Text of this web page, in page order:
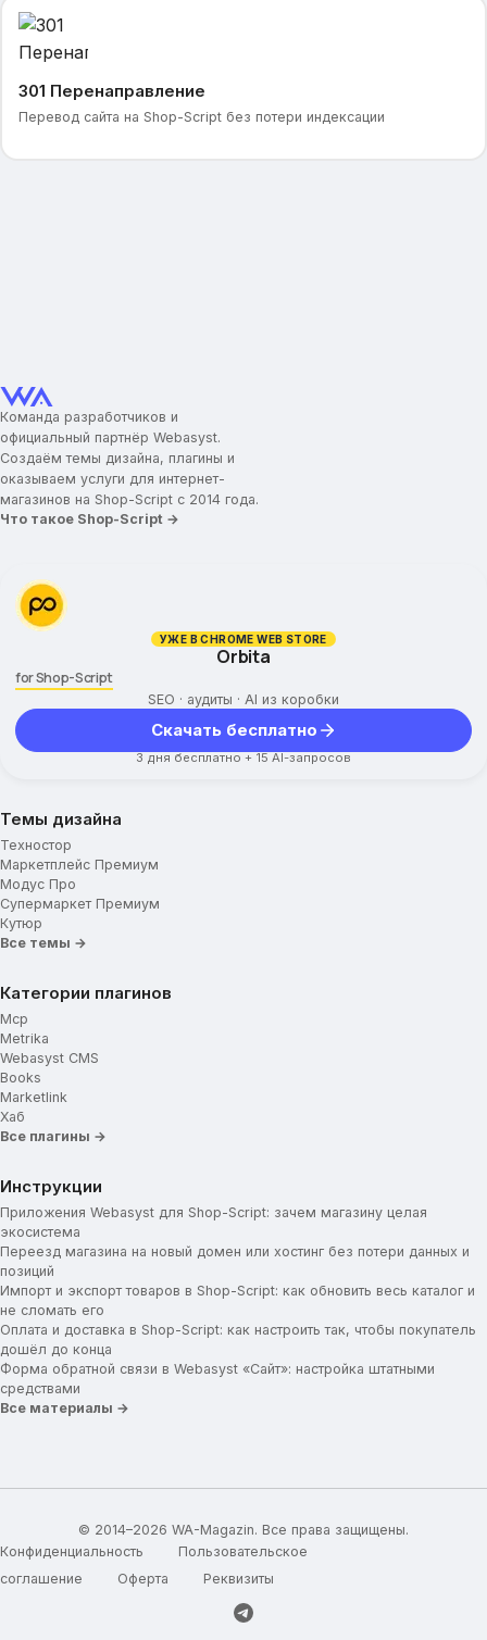
301 Перенаправление
Перевод сайта на Shop-Script без потери индексации
Команда разработчиков и
официальный партнёр Webasyst.
Создаём темы дизайна, плагины и
оказываем услуги для интернет-
магазинов на Shop-Script с 2014 года.
Что такое Shop-Script →
УЖЕ В CHROME WEB STORE
Orbita
for Shop-Script
SEO · аудиты · AI из коробки
Скачать бесплатно
3 дня бесплатно + 15 AI-запросов
Темы дизайна
Техностор
Маркетплейс Премиум
Модус Про
Супермаркет Премиум
Кутюр
Все темы →
Категории плагинов
Mcp
Metrika
Webasyst CMS
Books
Marketlink
Хаб
Все плагины →
Инструкции
Приложения Webasyst для Shop-Script: зачем магазину целая
экосистема
Переезд магазина на новый домен или хостинг без потери данных и
позиций
Импорт и экспорт товаров в Shop-Script: как обновить весь каталог и
не сломать его
Оплата и доставка в Shop-Script: как настроить так, чтобы покупатель
дошёл до конца
Форма обратной связи в Webasyst «Сайт»: настройка штатными
средствами
Все материалы →
© 2014–2026 WA-Magazin. Все права защищены.
Конфиденциальность
Пользовательское
соглашение
Оферта Реквизиты